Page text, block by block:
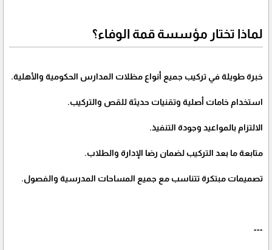
لماذا تختار مؤسسة قمة الوفاء؟
خبرة طويلة في تركيب جميع أنواع مظلات المدارس الحكومية والأهلية.
استخدام خامات أصلية وتقنيات حديثة للقص والتركيب.
الالتزام بالمواعيد وجودة التنفيذ.
متابعة ما بعد التركيب لضمان رضا الإدارة والطلاب.
تصميمات مبتكرة تتناسب مع جميع المساحات المدرسية والفصول.
---